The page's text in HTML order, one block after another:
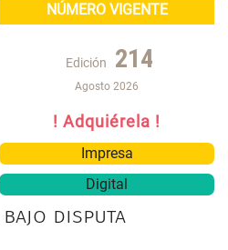
NÚMERO VIGENTE
Edición 214
Agosto 2026
! Adquiérela !
Impresa
Digital
bajo disputa